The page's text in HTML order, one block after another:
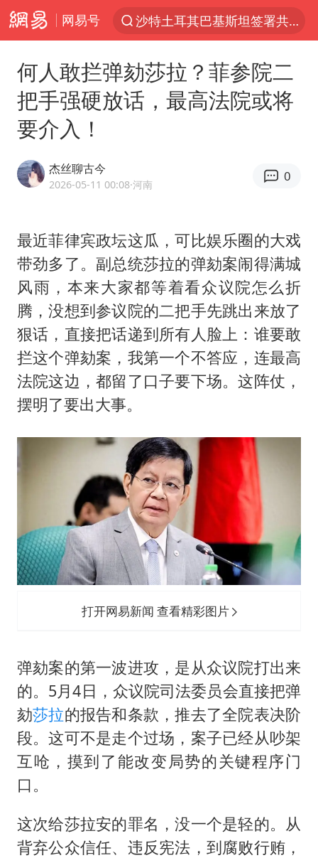
网易号
沙特土耳其巴基斯坦签署共同防务协议
泉州市委书记张毅恭被查
台风白海豚已进入24小时警戒线
四川宜宾市高县4.9级地震致1人死亡
中巨芯：上半年归母净利润1405.77万元
中国女篮70-67险胜尼日利亚女篮
U17国足点球大战淘汰河床晋级决赛
国防部：坚决反制任何闹海挑衅图谋
胡彦斌韩磊 谁帮谁
胡彦斌获《歌手2026》歌王
我国外贸延续良好增长态势
夯实基础开新局
何人敢拦弹劾莎拉？菲参院二
把手强硬放话，最高法院或将
要介入！
杰丝聊古今
2026-05-11 00:08·河南
0
最近菲律宾政坛这瓜，可比娱乐圈的大戏
带劲多了。副总统莎拉的弹劾案闹得满城
风雨，本来大家都等着看众议院怎么折
腾，没想到参议院的二把手先跳出来放了
狠话，直接把话递到所有人脸上：谁要敢
拦这个弹劾案，我第一个不答应，连最高
法院这边，都留了口子要下场。这阵仗，
摆明了要出大事。
打开网易新闻 查看精彩图片
弹劾案的第一波进攻，是从众议院打出来
的。5月4日，众议院司法委员会直接把弹
劾莎拉的报告和条款，推去了全院表决阶
段。这可不是走个过场，案子已经从吵架
互呛，摸到了能改变局势的关键程序门
口。
这次给莎拉安的罪名，没一个是轻的。从
背弃公众信任、违反宪法，到腐败行贿，